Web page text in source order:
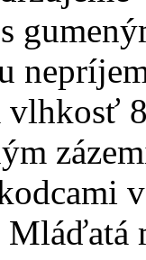
vlhkosť
Mláďatá